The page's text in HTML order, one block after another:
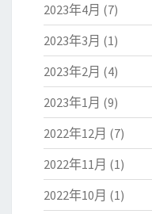
2023年4月 (7)
2023年3月 (1)
2023年2月 (4)
2023年1月 (9)
2022年12月 (7)
2022年11月 (1)
2022年10月 (1)